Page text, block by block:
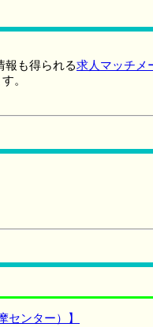
も得られる求人マッチメ
。
ンター）】